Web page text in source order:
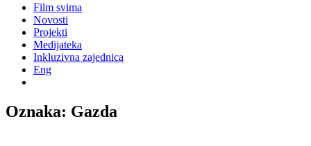
Film svima
Novosti
Projekti
Medijateka
Inkluzivna zajednica
Eng
Oznaka: Gazda